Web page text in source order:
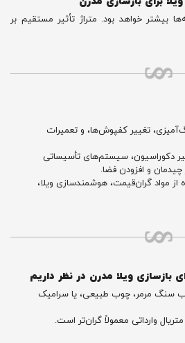
بیشتر خواهد بود. متراژ تأثیر مستقیم بر
تغییر کفپوش‌ها، و تعمیرات
دکوراسیون، سیستم‌های تأسیساتی
و افزودن فضا.
از مواد گران‌قیمت، هوشمندسازی ویلا،
بازسازی ویلا مدرن در نظر داریم
سنگ مرمر، چوب طبیعی، یا سرامیک
متریال وارداتی معمولاً گران‌تر است.